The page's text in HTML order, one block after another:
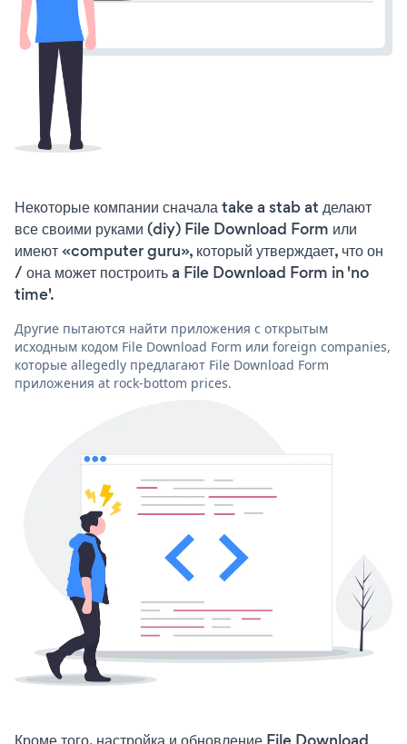
Некоторые компании сначала take a stab at делают
все своими руками (diy) File Download Form или
имеют «computer guru», который утверждает, что он
/ она может построить a File Download Form in 'no
time'.
Другие пытаются найти приложения с открытым
исходным кодом File Download Form или foreign companies,
которые allegedly предлагают File Download Form
приложения at rock-bottom prices.